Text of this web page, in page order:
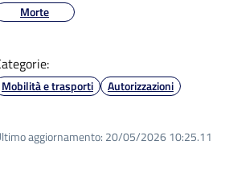
Morte
Mobilità e trasporti Autorizzazioni
aggiornamento: 20/05/2026 10:25.11